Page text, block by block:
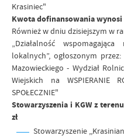
Krasiniec"
Kwota dofinansowania wynosi
Również w dniu dzisiejszym w
„Działalność
lokalnych”, ogłoszonym
Mazowieckiego - Wydział
Wiejskich na WSPIERANIE
SPOŁECZNIE"
Stowarzyszenia i KGW z
zł
Stowarzyszenie